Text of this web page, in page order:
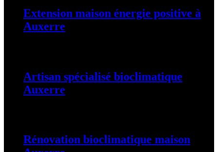
Extension maison énergie positive à
Auxerre
Artisan spécialisé bioclimatique
Auxerre
Rénovation bioclimatique maison